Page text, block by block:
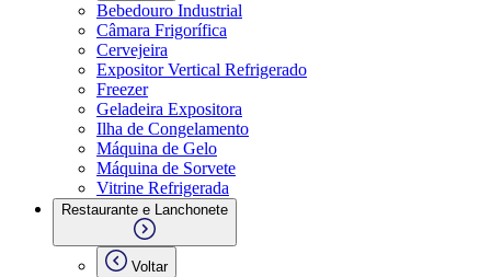
Bebedouro Industrial
Câmara Frigorífica
Cervejeira
Expositor Vertical Refrigerado
Freezer
Geladeira Expositora
Ilha de Congelamento
Máquina de Gelo
Máquina de Sorvete
Vitrine Refrigerada
Restaurante e Lanchonete
Voltar